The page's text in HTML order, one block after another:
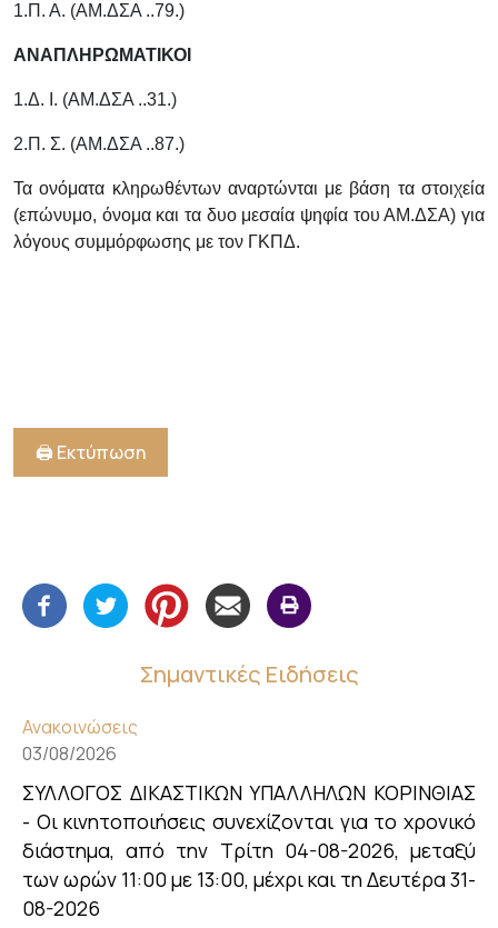
Σημαντικές Ειδήσεις
Ανακοινώσεις
03/08/2026
ΣΥΛΛΟΓΟΣ ΔΙΚΑΣΤΙΚΩΝ ΥΠΑΛΛΗΛΩΝ ΚΟΡΙΝΘΙΑΣ
- Οι κινητοποιήσεις συνεχίζονται για το χρονικό
διάστημα, από την Τρίτη 04-08-2026, μεταξύ
των ωρών 11:00 με 13:00, μέχρι και τη Δευτέρα 31-
08-2026
1.Π. Α. (ΑΜ.ΔΣΑ ..79.)
ΑΝΑΠΛΗΡΩΜΑΤΙΚΟΙ
1.Δ. Ι. (ΑΜ.ΔΣΑ ..31.)
2.Π. Σ. (ΑΜ.ΔΣΑ ..87.)
Τα ονόματα κληρωθέντων αναρτώνται με βάση τα στοιχεία
(επώνυμο, όνομα και τα δυο μεσαία ψηφία του ΑΜ.ΔΣΑ) για
λόγους συμμόρφωσης με τον ΓΚΠΔ.
🖨️ Εκτύπωση